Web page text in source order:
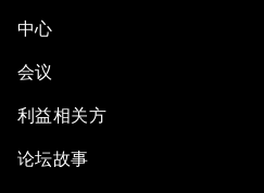
中心
会议
利益相关方
论坛故事